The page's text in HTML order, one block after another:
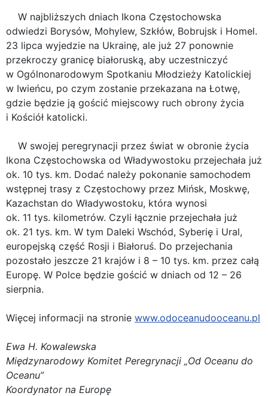
W najbliższych dniach Ikona Częstochowska
odwiedzi Borysów, Mohylew, Szkłów, Bobrujsk i Homel.
23 lipca wyjedzie na Ukrainę, ale już 27 ponownie
przekroczy granicę białoruską, aby uczestniczyć
w Ogólnonarodowym Spotkaniu Młodzieży Katolickiej
w Iwieńcu, po czym zostanie przekazana na Łotwę,
gdzie będzie ją gościć miejscowy ruch obrony życia
i Kościół katolicki.
W swojej peregrynacji przez świat w obronie życia
Ikona Częstochowska od Władywostoku przejechała już
ok. 10 tys. km. Dodać należy pokonanie samochodem
wstępnej trasy z Częstochowy przez Mińsk, Moskwę,
Kazachstan do Władywostoku, która wynosi
ok. 11 tys. kilometrów. Czyli łącznie przejechała już
ok. 21 tys. km. W tym Daleki Wschód, Syberię i Ural,
europejską część Rosji i Białoruś. Do przejechania
pozostało jeszcze 21 krajów i 8 – 10 tys. km. przez całą
Europę. W Polce będzie gościć w dniach od 12 – 26
sierpnia.
Więcej informacji na stronie www.odoceanudooceanu.pl
Ewa H. Kowalewska
Międzynarodowy Komitet Peregrynacji „Od Oceanu do
Oceanu”
Koordynator na Europę